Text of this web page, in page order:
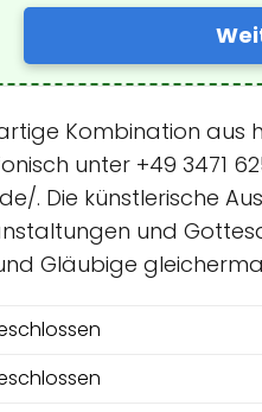
Kombination
unter +49 3471
. Die künstlerische
und
Gläubige